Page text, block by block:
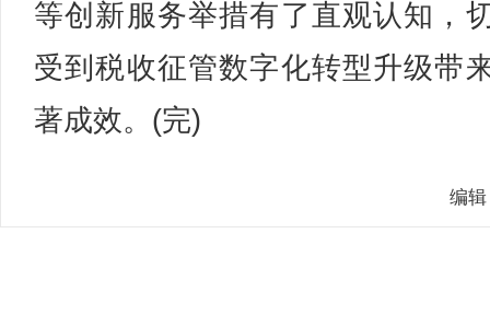
等创新服务举措有了直观认知，
受到税收征管数字化转型升级带
著成效。(完)
编